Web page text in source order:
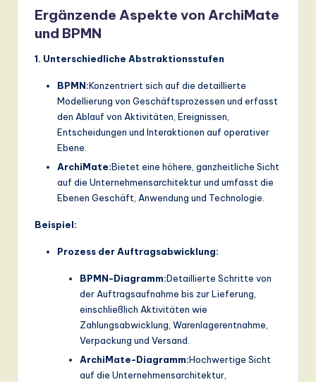
tiErgänzende Aspekte von ArchiMate
und BPMN
1. Unterschiedliche Abstraktionsstufen
BPMN:Konzentriert sich auf die detaillierte
Modellierung von Geschäftsprozessen und erfasst
den Ablauf von Aktivitäten, Ereignissen,
Entscheidungen und Interaktionen auf operativer
Ebene.
ArchiMate:Bietet eine höhere, ganzheitliche Sicht
auf die Unternehmensarchitektur und umfasst die
Ebenen Geschäft, Anwendung und Technologie.
Beispiel:
Prozess der Auftragsabwicklung:
BPMN-Diagramm:Detaillierte Schritte von
der Auftragsaufnahme bis zur Lieferung,
einschließlich Aktivitäten wie
Zahlungsabwicklung, Warenlagerentnahme,
Verpackung und Versand.
ArchiMate-Diagramm:Hochwertige Sicht
auf die Unternehmensarchitektur,